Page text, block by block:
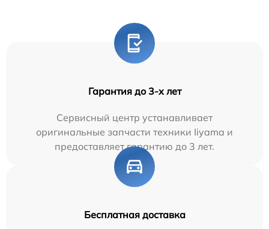
Гарантия до 3-х лет
Сервисный центр устанавливает
оригинальные запчасти техники Iiyama и
предоставляет гарантию до 3 лет.
Бесплатная доставка